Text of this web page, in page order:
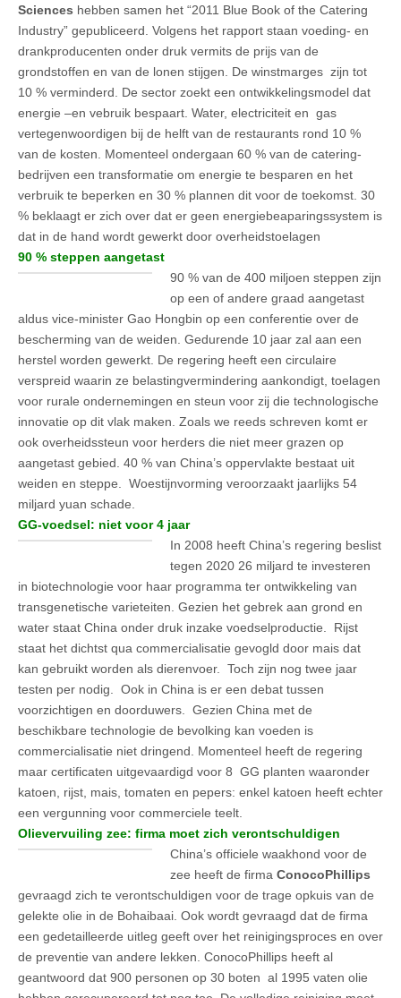
Sciences hebben samen het “2011 Blue Book of the Catering
Industry” gepubliceerd. Volgens het rapport staan voeding- en
drankproducenten onder druk vermits de prijs van de
grondstoffen en van de lonen stijgen. De winstmarges zijn tot
10 % verminderd. De sector zoekt een ontwikkelingsmodel dat
energie –en vebruik bespaart. Water, electriciteit en gas
vertegenwoordigen bij de helft van de restaurants rond 10 %
van de kosten. Momenteel ondergaan 60 % van de catering-
bedrijven een transformatie om energie te besparen en het
verbruik te beperken en 30 % plannen dit voor de toekomst. 30
% beklaagt er zich over dat er geen energiebeaparingssystem is
dat in de hand wordt gewerkt door overheidstoelagen
90 % steppen aangetast
90 % van de 400 miljoen steppen zijn
op een of andere graad aangetast
aldus vice-minister Gao Hongbin op een conferentie over de
bescherming van de weiden. Gedurende 10 jaar zal aan een
herstel worden gewerkt. De regering heeft een circulaire
verspreid waarin ze belastingvermindering aankondigt, toelagen
voor rurale ondernemingen en steun voor zij die technologische
innovatie op dit vlak maken. Zoals we reeds schreven komt er
ook overheidssteun voor herders die niet meer grazen op
aangetast gebied. 40 % van China’s oppervlakte bestaat uit
weiden en steppe. Woestijnvorming veroorzaakt jaarlijks 54
miljard yuan schade.
GG-voedsel: niet voor 4 jaar
In 2008 heeft China’s regering beslist
tegen 2020 26 miljard te investeren
in biotechnologie voor haar programma ter ontwikkeling van
transgenetische varieteiten. Gezien het gebrek aan grond en
water staat China onder druk inzake voedselproductie. Rijst
staat het dichtst qua commercialisatie gevogld door mais dat
kan gebruikt worden als dierenvoer. Toch zijn nog twee jaar
testen per nodig. Ook in China is er een debat tussen
voorzichtigen en doorduwers. Gezien China met de
beschikbare technologie de bevolking kan voeden is
commercialisatie niet dringend. Momenteel heeft de regering
maar certificaten uitgevaardigd voor 8 GG planten waaronder
katoen, rijst, mais, tomaten en pepers: enkel katoen heeft echter
een vergunning voor commerciele teelt.
Olievervuiling zee: firma moet zich verontschuldigen
China’s officiele waakhond voor de
zee heeft de firma ConocoPhillips
gevraagd zich te verontschuldigen voor de trage opkuis van de
gelekte olie in de Bohaibaai. Ook wordt gevraagd dat de firma
een gedetailleerde uitleg geeft over het reinigingsproces en over
de preventie van andere lekken. ConocoPhillips heeft al
geantwoord dat 900 personen op 30 boten al 1995 vaten olie